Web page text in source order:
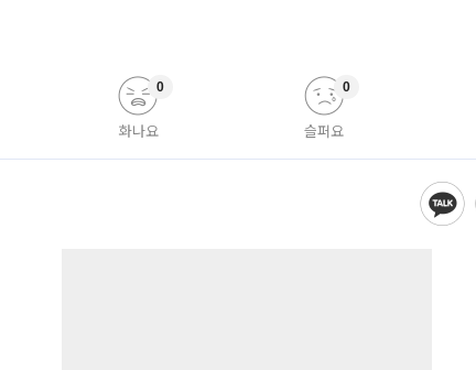
화나요
0
슬퍼요
0